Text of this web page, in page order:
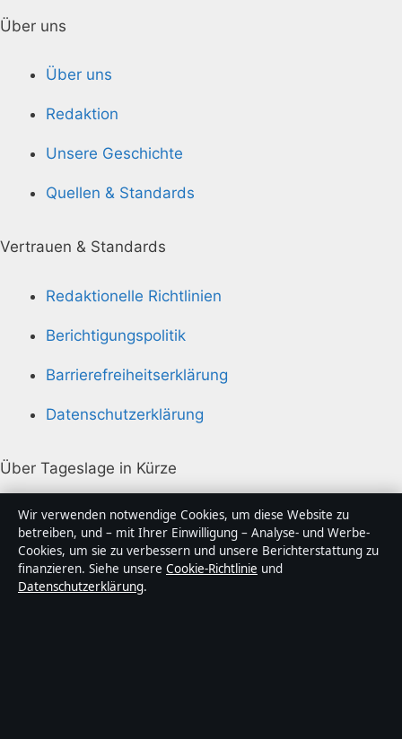
Über uns
Über uns
Redaktion
Unsere Geschichte
Quellen & Standards
Vertrauen & Standards
Redaktionelle Richtlinien
Berichtigungspolitik
Barrierefreiheitserklärung
Datenschutzerklärung
Über Tageslage in Kürze
Tageslage ist ein unabhängiger digitaler
Nachrichtenanbieter mit Fokus auf Politik, Wirtschaft,
Technik und Gesellschaft in Deutschland. Jeder Artikel
trägt eine Byline, wird von einem Redakteur geprüft
und vor der Veröffentlichung faktengecheckt.
Wir verwenden notwendige Cookies, um diese Website zu
betreiben, und – mit Ihrer Einwilligung – Analyse- und Werbe-
Cookies, um sie zu verbessern und unsere Berichterstattung zu
finanzieren. Siehe unsere Cookie-Richtlinie und
Datenschutzerklärung.